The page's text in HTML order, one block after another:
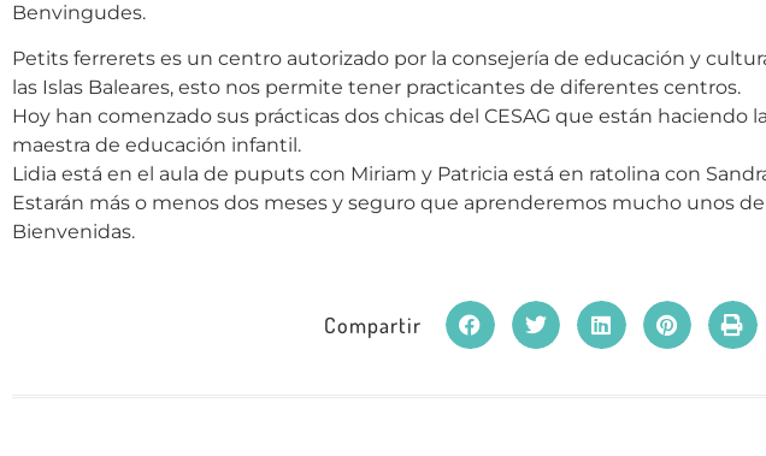
Benvingudes.
Petits ferrerets es un centro autorizado por la consejería de educación y
las Islas Baleares, esto nos permite tener practicantes de diferentes centros.
Hoy han comenzado sus prácticas dos chicas del CESAG que están haciendo
maestra de educación infantil.
Lidia está en el aula de puputs con Miriam y Patricia está en ratolina con
Estarán más o menos dos meses y seguro que aprenderemos mucho unos
Bienvenidas.
Compartir